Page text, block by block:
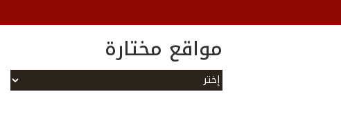
مواقع مختارة